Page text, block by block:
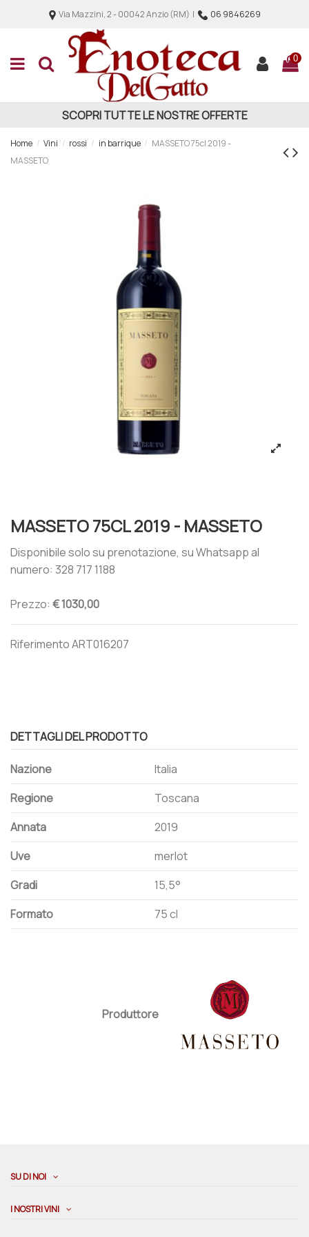
Via Mazzini, 2 - 00042 Anzio (RM) | 06 9846269
0
SCOPRI TUTTE LE NOSTRE OFFERTE
Home Vini rossi in barrique
MASSETO 75cl 2019 -
MASSETO
MASSETO 75CL 2019 - MASSETO
Disponibile solo su prenotazione, su Whatsapp al
numero: 328 717 1188
Prezzo: € 1030,00
RiferimentoART016207
DETTAGLI DEL PRODOTTO
Nazione
Italia
Regione
Toscana
Annata
2019
Uve
merlot
Gradi
15,5°
Formato
75 cl
Produttore
SU DI NOI
I NOSTRI VINI